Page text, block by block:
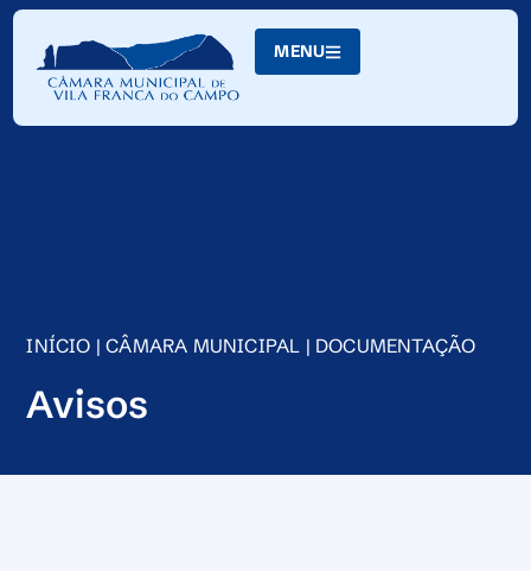
Skip
Content
MENU
INÍCIO |CÂMARA MUNICIPAL | DOCUMENTAÇÃO
Avisos